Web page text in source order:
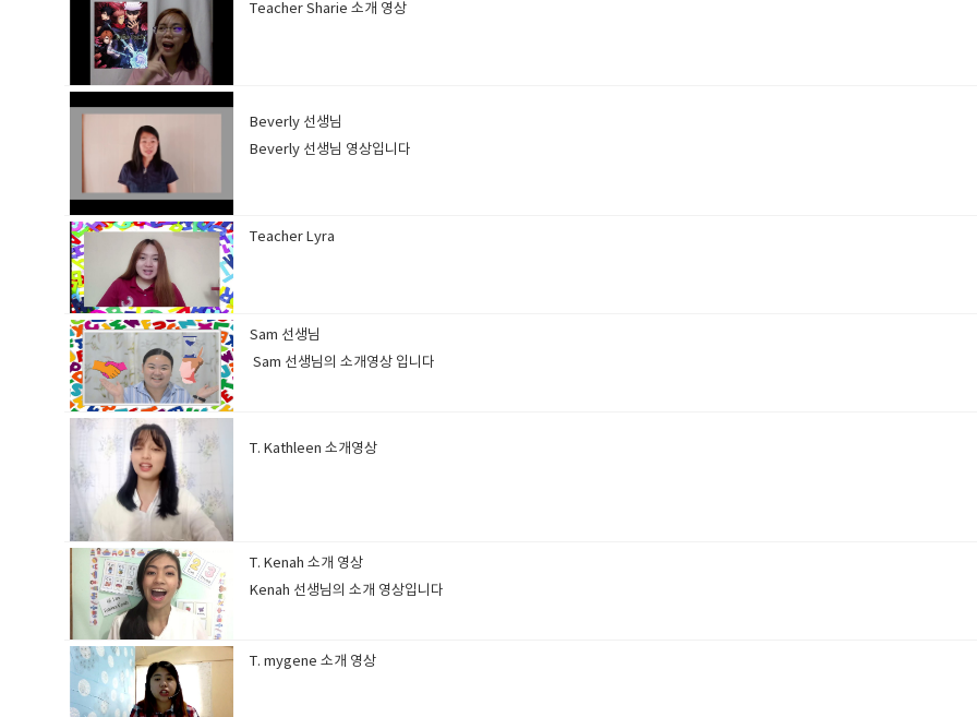
Teacher Sharie 소개 영상
Beverly 선생님
Teacher Lyra
Sam 선생님
Sam 선생님의 소개영상 입니다
T. Kathleen 소개영상
T. Kenah 소개 영상
T. mygene 소개 영상